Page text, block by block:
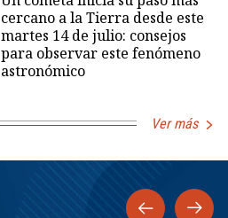
cercano a la Tierra desde este
martes 14 de julio: consejos
para observar este fenómeno
astronómico
Ver más